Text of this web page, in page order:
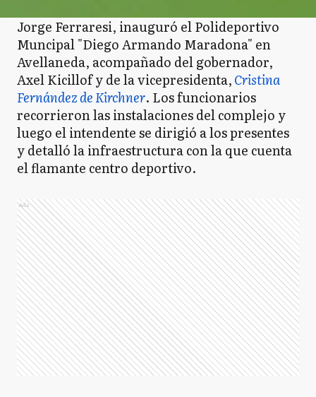
Jorge Ferraresi, inauguró el Polideportivo
Muncipal "Diego Armando Maradona" en
Avellaneda, acompañado del gobernador,
Axel Kicillof y de la vicepresidenta,Cristina
Fernández de Kirchner. Los funcionarios
recorrieron las instalaciones del complejo y
luego el intendente se dirigió a los presentes
y detalló la infraestructura con la que cuenta
el flamante centro deportivo.
Ads